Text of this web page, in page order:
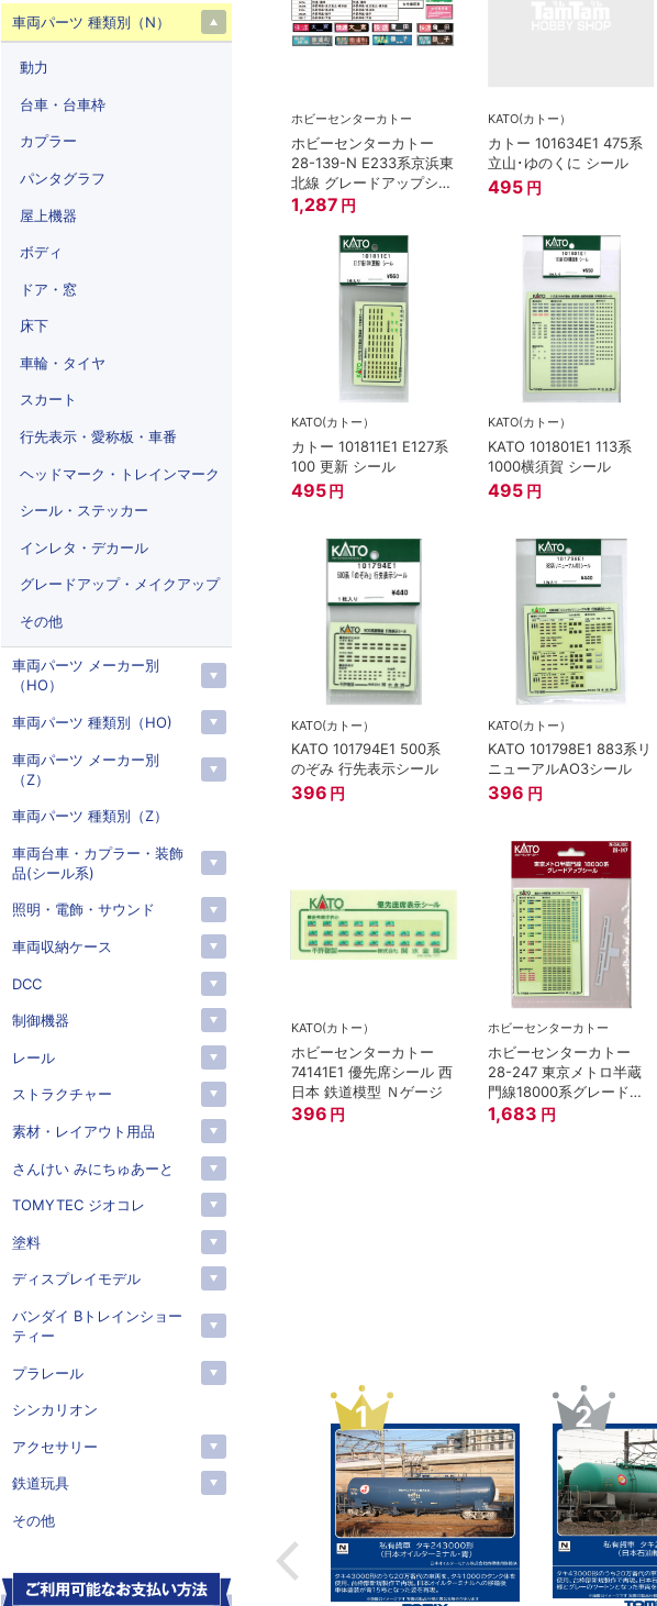
ホビーセンターカトー
ホビーセンターカトー
28-139-N E233系京浜東
北線 グレードアップシー
ル Ｎゲージ
1,287 円
KATO(カトー）
カトー 101634E1 475系
立山･ゆのくに シール
495 円
KATO(カトー）
カトー 101811E1 E127系
100 更新 シール
495 円
KATO(カトー）
KATO 101801E1 113系
1000横須賀 シール
495 円
KATO(カトー）
KATO 101794E1 500系
のぞみ 行先表示シール
396 円
KATO(カトー）
KATO 101798E1 883系リ
ニューアルAO3シール
396 円
KATO(カトー）
ホビーセンターカトー
74141E1 優先席シール 西
日本 鉄道模型 Ｎゲージ
396 円
ホビーセンターカトー
ホビーセンターカトー
28-247 東京メトロ半蔵
門線18000系グレードア
ップシール Nゲージ
1,683 円
4 5
車両パーツ 種類別（N）
動力
台車・台車枠
カプラー
パンタグラフ
屋上機器
ボディ
ドア・窓
床下
車輪・タイヤ
スカート
行先表示・愛称板・車番
ヘッドマーク・トレインマーク
シール・ステッカー
インレタ・デカール
グレードアップ・メイクアップ
その他
車両パーツ メーカー別
（HO）
車両パーツ 種類別（HO)
車両パーツ メーカー別
（Z）
車両パーツ 種類別（Z）
車両台車・カプラー・装飾
品(シール系)
照明・電飾・サウンド
車両収納ケース
DCC
制御機器
レール
ストラクチャー
素材・レイアウト用品
さんけい みにちゅあーと
TOMYTEC ジオコレ
塗料
ディスプレイモデル
バンダイ Bトレインショー
ティー
プラレール
シンカリオン
アクセサリー
鉄道玩具
その他